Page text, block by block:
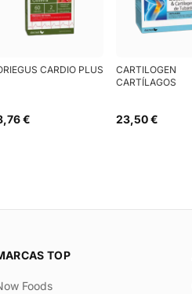
CARDIO PLUS
€
CARTILOGEN
CARTÍLAGOS
23,50 €
TOP
Foods